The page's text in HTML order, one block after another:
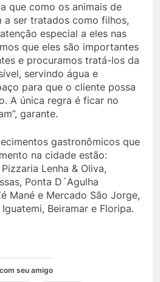
que como os animais de
a ser tratados como filhos,
especial a eles nas
que eles são importantes
e procuramos tratá-los da
servindo água e
para que o cliente possa
A única regra é ficar no
garante.
gastronômicos que
na cidade estão:
Lenha & Oliva,
Ponta D´Agulha
Mané e Mercado São Jorge,
Beiramar e Floripa.
seu amigo